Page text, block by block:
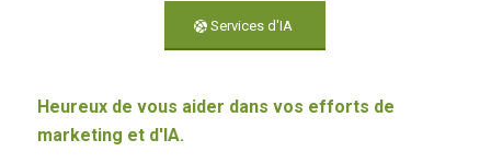
Services d'IA
Heureux de vous aider dans vos efforts de
marketing et d'IA.